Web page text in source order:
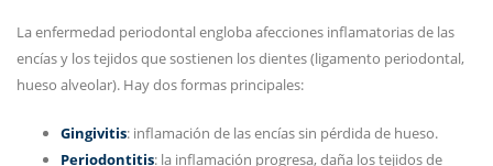
La enfermedad periodontal engloba afecciones inflamatorias de las
encías y los tejidos que sostienen los dientes (ligamento periodontal,
hueso alveolar). Hay dos formas principales:
Gingivitis: inflamación de las encías sin pérdida de hueso.
Periodontitis: la inflamación progresa, daña los tejidos de